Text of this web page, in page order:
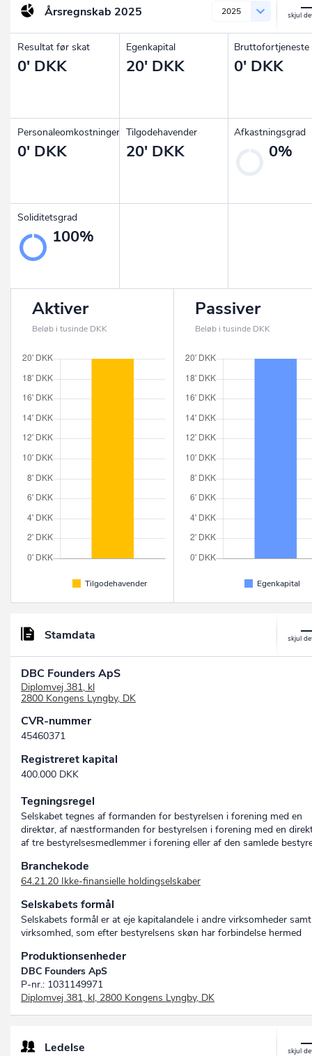
Årsregnskab 2025 2025
Resultat før skat
0' DKK
Egenkapital
20' DKK
Bruttofortjeneste
0' DKK
Personaleomkostninger
0' DKK
Tilgodehavender
20' DKK
Afkastningsgrad
0%
Soliditetsgrad
100%
Aktiver
Beløb i tusinde DKK
Tilgodehavender
Passiver
Beløb i tusinde DKK
Egenkapital
Stamdata
DBC Founders ApS
Diplomvej 381, kl
2800 Kongens Lyngby, DK
CVR-nummer
45460371
Registreret kapital
400.000 DKK
Tegningsregel
Selskabet tegnes af formanden for bestyrelsen i forening med en
direktør, af næstformanden for bestyrelsen i forening med en
af tre bestyrelsesmedlemmer i forening eller af den samlede
Branchekode
64.21.20 Ikke-finansielle holdingselskaber
Selskabets formål
Selskabets formål er at eje kapitalandele i andre virksomheder
virksomhed, som efter bestyrelsens skøn har forbindelse hermed
Produktionsenheder
DBC Founders ApS
P-nr.: 1031149971
Diplomvej 381, kl, 2800 Kongens Lyngby, DK
Ledelse